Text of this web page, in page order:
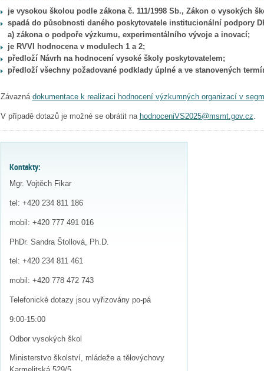
je vysokou školou podle zákona č. 111/1998 Sb., Zákon o vysokých
spadá do působnosti daného poskytovatele institucionální podpory
a) zákona o podpoře výzkumu, experimentálního vývoje a inovací;
je RVVI hodnocena v modulech 1 a 2;
předloží Návrh na hodnocení vysoké školy poskytovatelem;
předloží všechny požadované podklady úplné a ve stanovených
Závazná dokumentace k realizaci hodnocení výzkumných organizací v
V případě dotazů je možné se obrátit na hodnoceniVS2025@msmt.gov.cz
Kontakty:
Mgr. Vojtěch Fikar
tel: +420 234 811 186
mobil: +420 777 491 016
PhDr. Sandra Štollová, Ph.D.
tel: +420 234 811 461
mobil: +420 778 472 743
Telefonické dotazy jsou vyřizovány po-pá
9:00-15:00
Odbor vysokých škol
Ministerstvo školství, mládeže a tělovýchovy